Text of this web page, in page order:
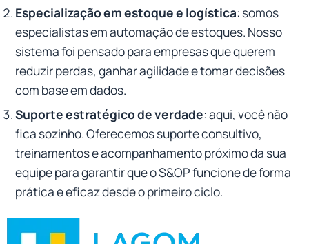
Especialização em estoque e logística: somos
especialistas em automação de estoques. Nosso
sistema foi pensado para empresas que querem
reduzir perdas, ganhar agilidade e tomar decisões
com base em dados.
Suporte estratégico de verdade: aqui, você não
fica sozinho. Oferecemos suporte consultivo,
treinamentos e acompanhamento próximo da sua
equipe para garantir que o S&OP funcione de forma
prática e eficaz desde o primeiro ciclo.